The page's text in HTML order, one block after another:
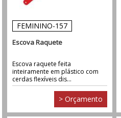
FEMININO-157
Escova Raquete
Escova raquete feita
inteiramente em plástico com
cerdas flexíveis dis...
> Orçamento